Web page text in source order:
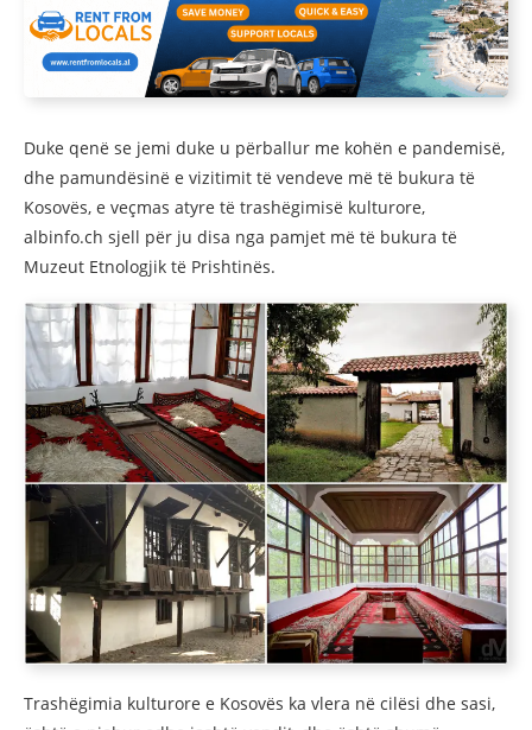
Duke qenë se jemi duke u përballur me kohën e pandemisë,
dhe pamundësinë e vizitimit të vendeve më të bukura të
Kosovës, e veçmas atyre të trashëgimisë kulturore,
albinfo.ch sjell për ju disa nga pamjet më të bukura të
Muzeut Etnologjik të Prishtinës.
Trashëgimia kulturore e Kosovës ka vlera në cilësi dhe sasi,